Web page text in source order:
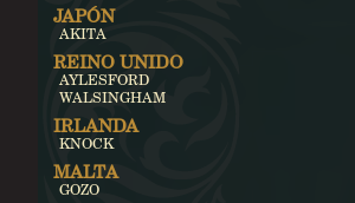
JAPÓN
AKITA
REINO UNIDO
AYLESFORD
WALSINGHAM
IRLANDA
KNOCK
MALTA
GOZO